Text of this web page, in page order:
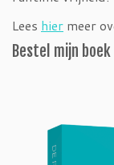
Lees hier meer
Bestel mijn boek